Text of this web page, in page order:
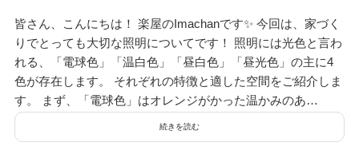
皆さん、こんにちは！ 楽屋のImachanです✨ 今回は、家づく
りでとっても大切な照明についてです！ 照明には光色と言わ
れる、「電球色」「温白色」「昼白色」「昼光色」の主に4
色が存在します。 それぞれの特徴と適した空間をご紹介しま
す。 まず、「電球色」はオレンジがかった温かみのあ…
続きを読む